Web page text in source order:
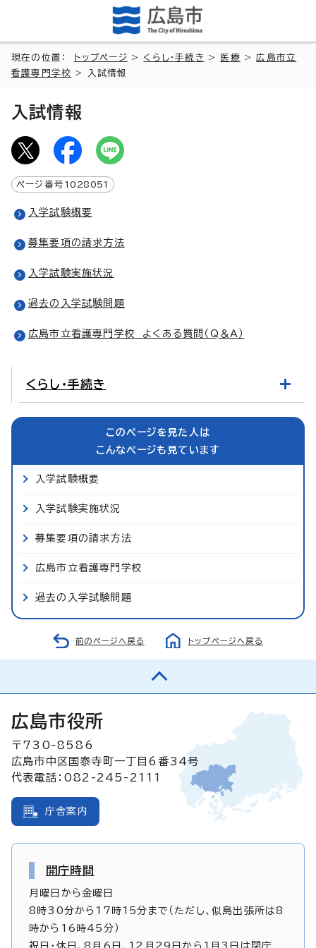
現在の位置： トップページ > くらし・手続き > 医療 >広島市立
看護専門学校 > 入試情報
入試情報
ページ番号 1028051
入学試験概要
募集要項の請求方法
入学試験実施状況
過去の入学試験問題
広島市立看護専門学校 よくある質問（Q＆A）
くらし・手続き
このページを見た人は
こんなページも見ています
入学試験概要
入学試験実施状況
募集要項の請求方法
広島市立看護専門学校
過去の入学試験問題
前のページへ戻る トップページへ戻る
広島市役所
〒730-8586
広島市中区国泰寺町一丁目6番34号
代表電話：082-245-2111
庁舎案内
開庁時間
月曜日から金曜日
8時30分から17時15分まで（ただし、似島出張所は8
時から16時45分）
祝日・休日、8月6日、12月29日から1月3日は閉庁